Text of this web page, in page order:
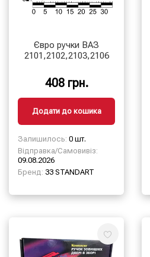
Євро ручки ВАЗ
2101,2102,2103,2106
408 грн.
Додати до кошика
Залишилось: 0 шт.
Відправка/Самовивіз:
09.08.2026
Бренд: 33 STANDART